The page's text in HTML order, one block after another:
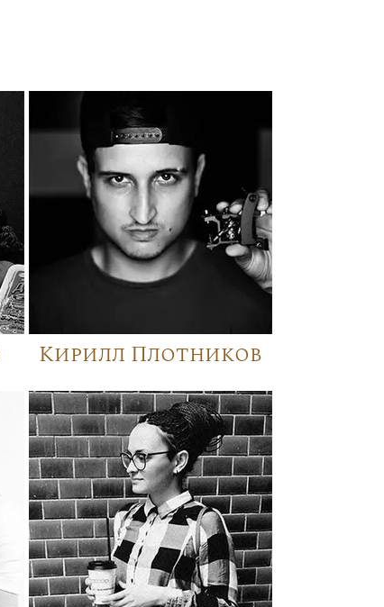
Кирилл Плотников